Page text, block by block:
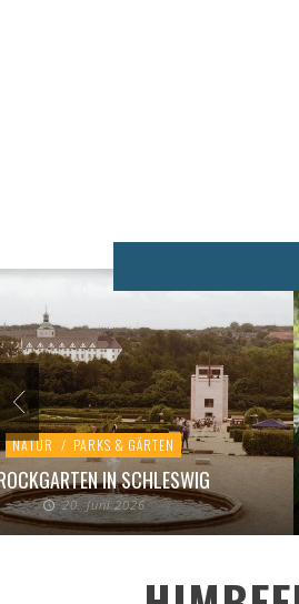
NATUR / PARKS & GÄRTEN
IN SCHLESWIG
20. Juni 2026